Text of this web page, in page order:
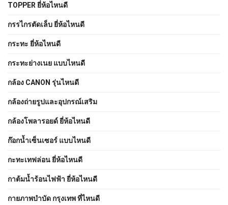
TOPPER ยี่ห้อไหนดี
กรรไกรตัดเล็บ ยี่ห้อไหนดี
กระทะ ยี่ห้อไหนดี
กระทะย่างเนย แบบไหนดี
กล้อง CANON รุ่นไหนดี
กล้องถ่ายรูปและอุปกรณ์เสริม
กล้องโพลารอยด์ ยี่ห้อไหนดี
ก๊อกน้ำเซ็นเซอร์ แบบไหนดี
กะทะเทฟล่อน ยี่ห้อไหนดี
กาต้มน้ำร้อนไฟฟ้า ยี่ห้อไหนดี
กายภาพบําบัด กรุงเทพ ที่ไหนดี